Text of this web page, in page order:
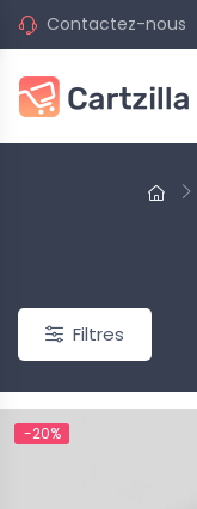
Contactez-nous
Filtres
-20%